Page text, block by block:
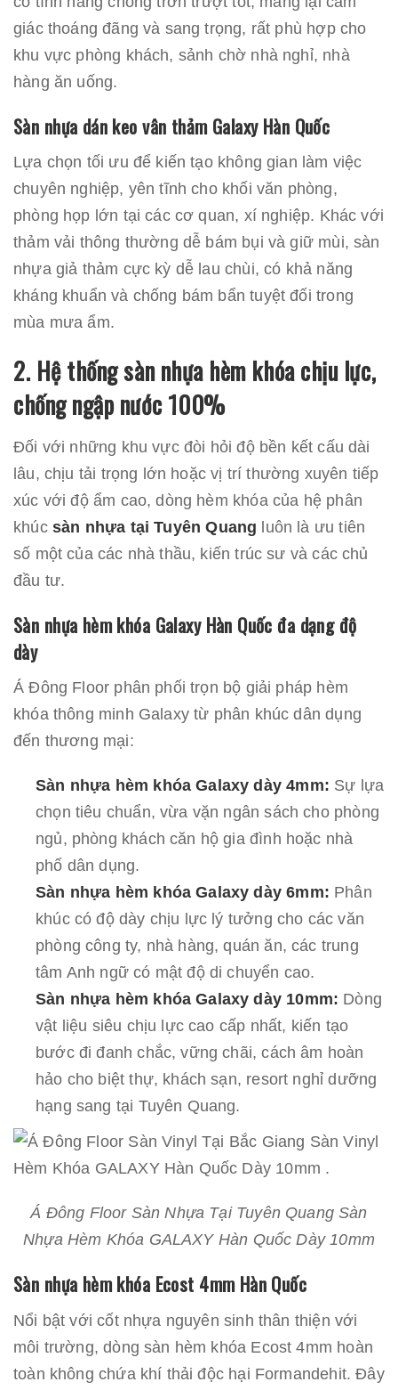
giác thoáng đãng và sang trọng, rất phù hợp cho
khu vực phòng khách, sảnh chờ nhà nghỉ, nhà
hàng ăn uống.
Sàn nhựa dán keo vân thảm Galaxy Hàn Quốc
Lựa chọn tối ưu để kiến tạo không gian làm việc
chuyên nghiệp, yên tĩnh cho khối văn phòng,
phòng họp lớn tại các cơ quan, xí nghiệp. Khác với
thảm vải thông thường dễ bám bụi và giữ mùi, sàn
nhựa giả thảm cực kỳ dễ lau chùi, có khả năng
kháng khuẩn và chống bám bẩn tuyệt đối trong
mùa mưa ẩm.
2. Hệ thống sàn nhựa hèm khóa chịu lực,
chống ngập nước 100%
Đối với những khu vực đòi hỏi độ bền kết cấu dài
lâu, chịu tải trọng lớn hoặc vị trí thường xuyên tiếp
xúc với độ ẩm cao, dòng hèm khóa của hệ phân
khúc sàn nhựa tại Tuyên Quang luôn là ưu tiên
số một của các nhà thầu, kiến trúc sư và các chủ
đầu tư.
Sàn nhựa hèm khóa Galaxy Hàn Quốc đa dạng độ
dày
Á Đông Floor phân phối trọn bộ giải pháp hèm
khóa thông minh Galaxy từ phân khúc dân dụng
đến thương mại:
Sàn nhựa hèm khóa Galaxy dày 4mm: Sự lựa
chọn tiêu chuẩn, vừa vặn ngân sách cho phòng
ngủ, phòng khách căn hộ gia đình hoặc nhà
phố dân dụng.
Sàn nhựa hèm khóa Galaxy dày 6mm: Phân
khúc có độ dày chịu lực lý tưởng cho các văn
phòng công ty, nhà hàng, quán ăn, các trung
tâm Anh ngữ có mật độ di chuyển cao.
Sàn nhựa hèm khóa Galaxy dày 10mm: Dòng
vật liệu siêu chịu lực cao cấp nhất, kiến tạo
bước đi đanh chắc, vững chãi, cách âm hoàn
hảo cho biệt thự, khách sạn, resort nghỉ dưỡng
hạng sang tại Tuyên Quang.
Á Đông Floor Sàn Nhựa Tại Tuyên Quang Sàn
Nhựa Hèm Khóa GALAXY Hàn Quốc Dày 10mm
Sàn nhựa hèm khóa Ecost 4mm Hàn Quốc
Nổi bật với cốt nhựa nguyên sinh thân thiện với
môi trường, dòng sàn hèm khóa Ecost 4mm hoàn
toàn không chứa khí thải độc hại Formandehit. Đây